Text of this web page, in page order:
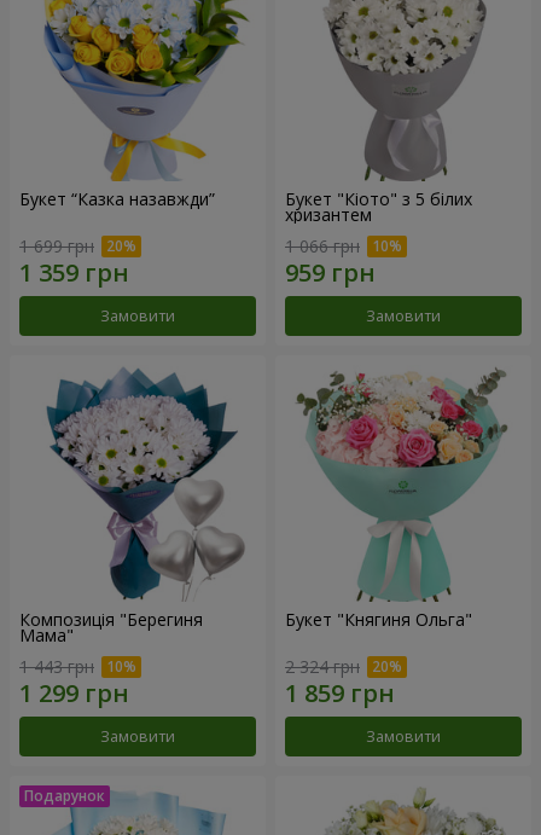
Букет “Казка назавжди”
1 699 грн
Замовити
Букет "Кіото" з 5 білих
хризантем
1 066 грн
Замовити
Композиція "Берегиня
Мама"
1 443 грн
Замовити
Букет "Княгиня Ольга"
2 324 грн
Замовити